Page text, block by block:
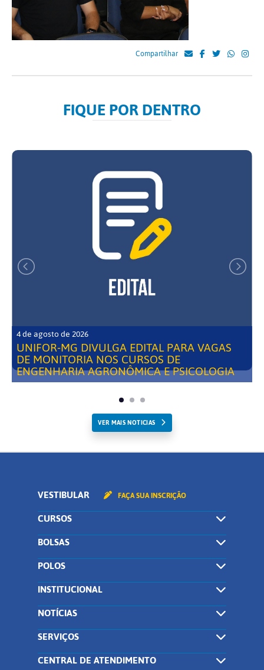
Compartilhar
FIQUE POR DENTRO
4 de agosto de 2026
UNIFOR-MG DIVULGA EDITAL PARA VAGAS
DE MONITORIA NOS CURSOS DE
ENGENHARIA AGRONÔMICA E PSICOLOGIA
VER MAIS NOTICIAS
VESTIBULAR FAÇA SUA INSCRIÇÃO
CURSOS
BOLSAS
POLOS
INSTITUCIONAL
NOTÍCIAS
SERVIÇOS
CENTRAL DE ATENDIMENTO